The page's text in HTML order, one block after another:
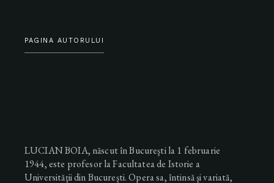
PAGINA AUTORULUI
LUCIAN BOIA, născut în Bucureşti la 1 februarie
1944, este profesor la Facultatea de Istorie a
Universităţii din Bucureşti. Opera sa, întinsă şi variată,